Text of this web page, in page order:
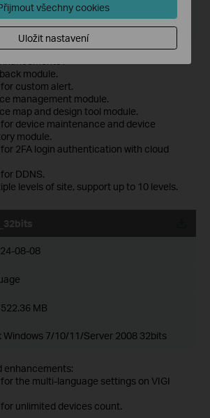
Windows 7/10/11/Server 2008 64bits
module.
custom alert.
management module.
map and design tool module.
device maintenance and device
module.
2FA login authentication with cloud
DDNS.
levels of site, support up to 10 levels.
08-08
522.36 MB
Windows 7/10/11/Server 2008 32bits
enhancements:
the multi-language settings on VIGI
unlimited devices count.
všechny cookies
Uložit nastavení